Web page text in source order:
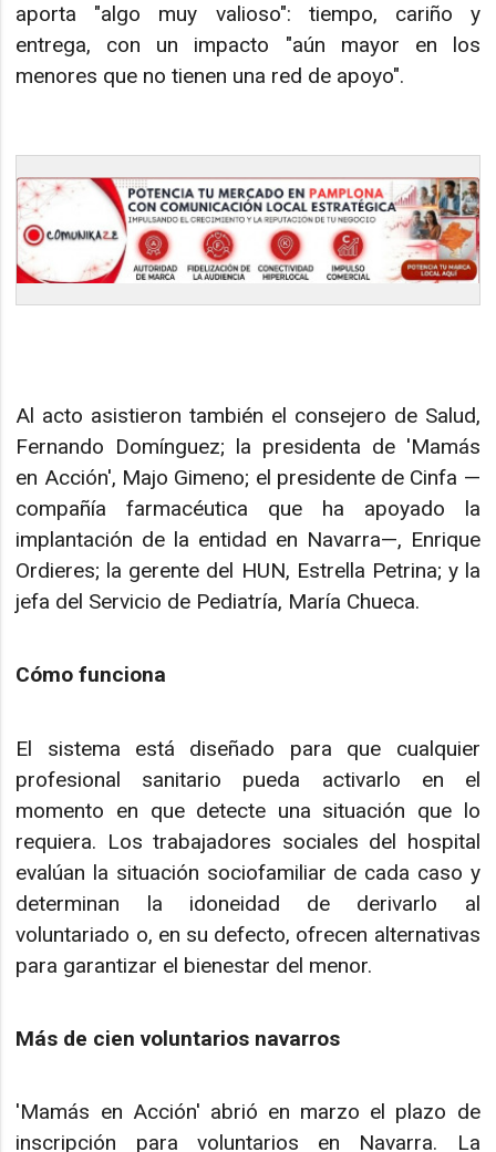
aporta "algo muy valioso": tiempo, cariño y
entrega, con un impacto "aún mayor en los
menores que no tienen una red de apoyo".
Al acto asistieron también el consejero de Salud,
Fernando Domínguez; la presidenta de 'Mamás
en Acción', Majo Gimeno; el presidente de Cinfa —
compañía farmacéutica que ha apoyado la
implantación de la entidad en Navarra—, Enrique
Ordieres; la gerente del HUN, Estrella Petrina; y la
jefa del Servicio de Pediatría, María Chueca.
Cómo funciona
El sistema está diseñado para que cualquier
profesional sanitario pueda activarlo en el
momento en que detecte una situación que lo
requiera. Los trabajadores sociales del hospital
evalúan la situación sociofamiliar de cada caso y
determinan la idoneidad de derivarlo al
voluntariado o, en su defecto, ofrecen alternativas
para garantizar el bienestar del menor.
Más de cien voluntarios navarros
'Mamás en Acción' abrió en marzo el plazo de
inscripción para voluntarios en Navarra. La